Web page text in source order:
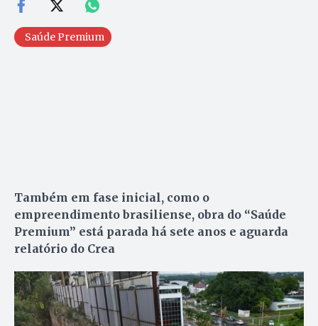
Saúde Premium
Também em fase inicial, como o
empreendimento brasiliense, obra do “Saúde
Premium” está parada há sete anos e aguarda
relatório do Crea